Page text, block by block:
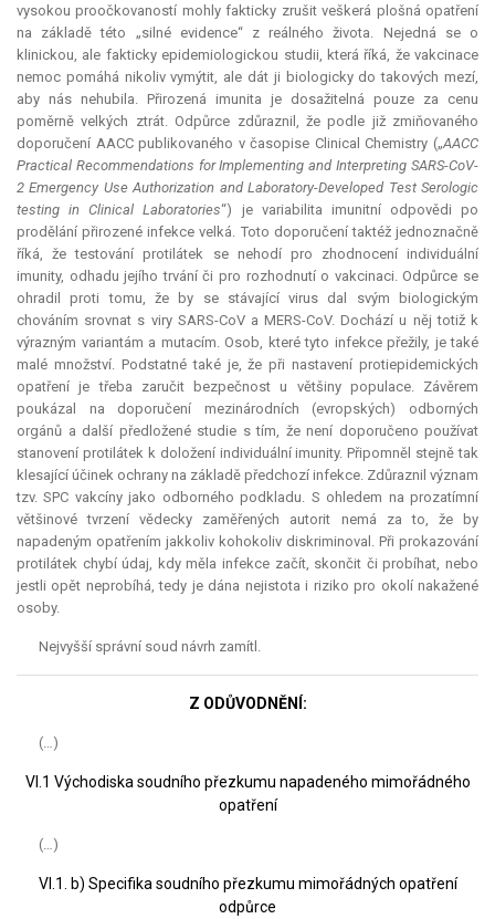
vysokou proočkovaností mohly fakticky zrušit veškerá plošná opatření
na základě této „silné evidence“ z reálného života. Nejedná se o
klinickou, ale fakticky epidemiologickou studii, která říká, že vakcinace
nemoc pomáhá nikoliv vymýtit, ale dát ji biologicky do takových mezí,
aby nás nehubila. Přirozená imunita je dosažitelná pouze za cenu
poměrně velkých ztrát. Odpůrce zdůraznil, že podle již zmiňovaného
doporučení AACC publikovaného v časopise Clinical Chemistry („AACC
Practical Recommendations for Implementing and Interpreting SARS-CoV-
2 Emergency Use Authorization and Laboratory-Developed Test Serologic
testing in Clinical Laboratories“) je variabilita imunitní odpovědi po
prodělání přirozené infekce velká. Toto doporučení taktéž jednoznačně
říká, že testování protilátek se nehodí pro zhodnocení individuální
imunity, odhadu jejího trvání či pro rozhodnutí o vakcinaci. Odpůrce se
ohradil proti tomu, že by se stávající virus dal svým biologickým
chováním srovnat s viry SARS-CoV a MERS-CoV. Dochází u něj totiž k
výrazným variantám a mutacím. Osob, které tyto infekce přežily, je také
malé množství. Podstatné také je, že při nastavení protiepidemických
opatření je třeba zaručit bezpečnost u většiny populace. Závěrem
poukázal na doporučení mezinárodních (evropských) odborných
orgánů a další předložené studie s tím, že není doporučeno používat
stanovení protilátek k doložení individuální imunity. Připomněl stejně tak
klesající účinek ochrany na základě předchozí infekce. Zdůraznil význam
tzv. SPC vakcíny jako odborného podkladu. S ohledem na prozatímní
většinové tvrzení vědecky zaměřených autorit nemá za to, že by
napadeným opatřením jakkoliv kohokoliv diskriminoval. Při prokazování
protilátek chybí údaj, kdy měla infekce začít, skončit či probíhat, nebo
jestli opět neprobíhá, tedy je dána nejistota i riziko pro okolí nakažené
osoby.
Nejvyšší správní soud návrh zamítl.
Z ODŮVODNĚNÍ:
(…)
VI.1 Východiska soudního přezkumu napadeného mimořádného
opatření
(…)
VI.1. b) Specifika soudního přezkumu mimořádných opatření
odpůrce